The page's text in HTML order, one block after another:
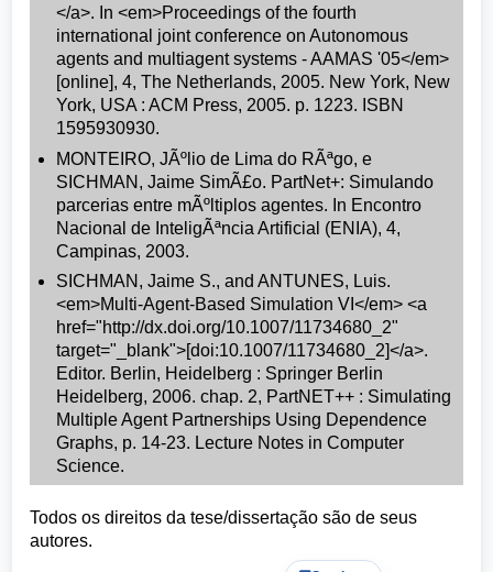
</a>. In <em>Proceedings of the fourth
international joint conference on Autonomous
agents and multiagent systems - AAMAS '05</em>
[online], 4, The Netherlands, 2005. New York, New
York, USA : ACM Press, 2005. p. 1223. ISBN
1595930930.
MONTEIRO, JÃºlio de Lima do RÃªgo, e
SICHMAN, Jaime SimÃ£o. PartNet+: Simulando
parcerias entre mÃºltiplos agentes. In Encontro
Nacional de InteligÃªncia Artificial (ENIA), 4,
Campinas, 2003.
SICHMAN, Jaime S., and ANTUNES, Luis.
<em>Multi-Agent-Based Simulation VI</em> <a
href="http://dx.doi.org/10.1007/11734680_2"
target="_blank">[doi:10.1007/11734680_2]</a>.
Editor. Berlin, Heidelberg : Springer Berlin
Heidelberg, 2006. chap. 2, PartNET++ : Simulating
Multiple Agent Partnerships Using Dependence
Graphs, p. 14-23. Lecture Notes in Computer
Science.
Todos os direitos da tese/dissertação são de seus
autores.